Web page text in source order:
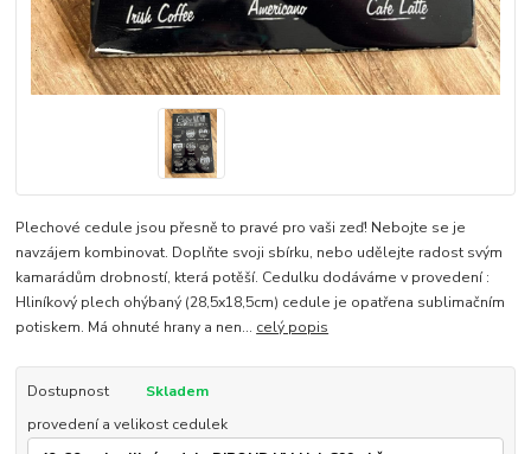
Plechové cedule jsou přesně to pravé pro vaši zeď! Nebojte se je
navzájem kombinovat. Doplňte svoji sbírku, nebo udělejte radost svým
kamarádům drobností, která potěší. Cedulku dodáváme v provedení :
Hliníkový plech ohýbaný (28,5x18,5cm) cedule je opatřena sublimačním
potiskem. Má ohnuté hrany a nen... celý popis
Dostupnost
Skladem
provedení a velikost cedulek